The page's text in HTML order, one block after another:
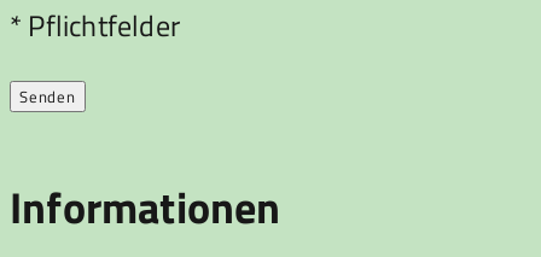
Bitte lasse dieses Feld leer.
* Pflichtfelder
Informationen